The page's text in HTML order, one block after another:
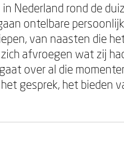
in Nederland rond de
ontelbare
van naasten die
afvroegen wat zij
over al die
gesprek, het bieden